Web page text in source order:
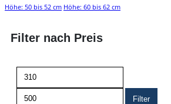
Höhe: 50 bis 52 cm Höhe: 60 bis 62 cm
Filter nach Preis
Min.
Filter